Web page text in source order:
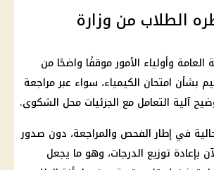
الطلاب من وزارة
العامة وأولياء الأمور موقفًا واضحًا من
بشأن امتحان الكيمياء، سواء عبر مراجعة
آلية التعامل مع الجزئيات محل الشكوى.
في إطار الفحص والمراجعة، دون صدور
بإعادة توزيع الدرجات، وهو ما يجعل